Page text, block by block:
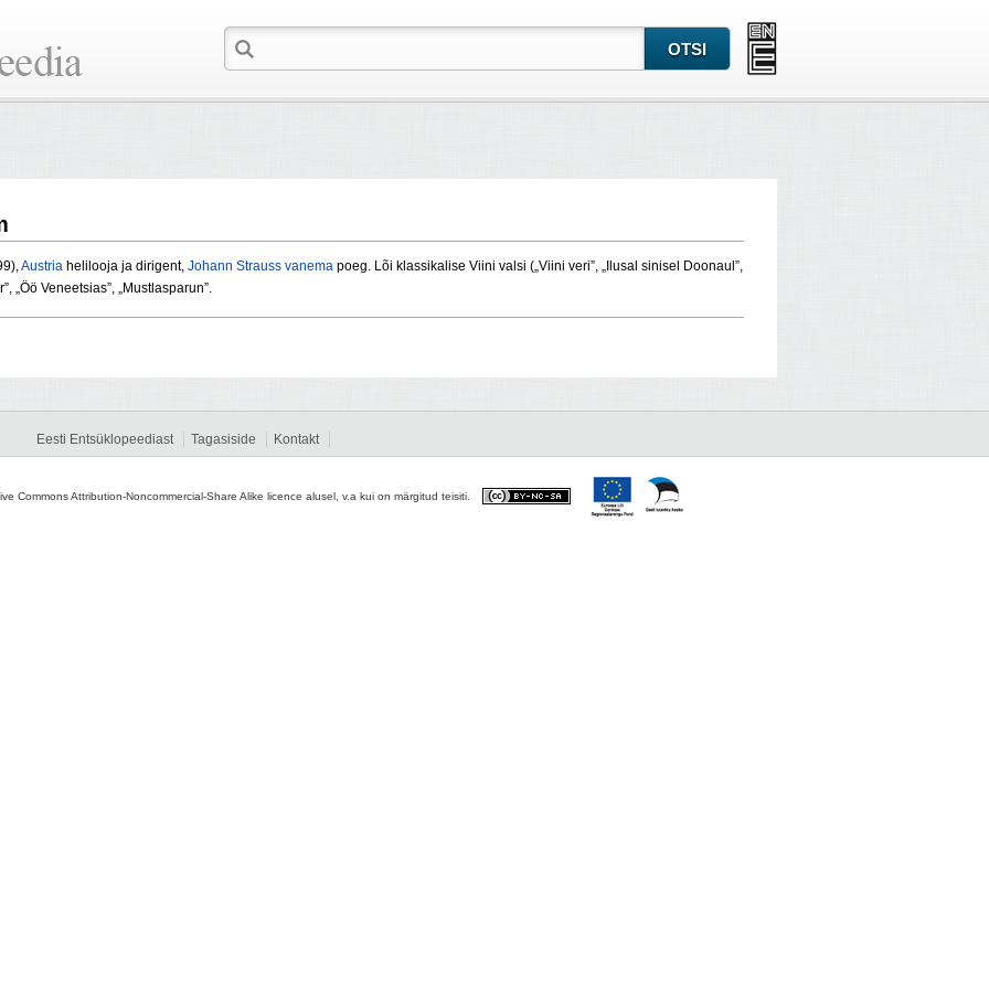
Austria helilooja ja dirigent, Johann Strauss vanema poeg. Lõi klassikalise Viini valsi („Viini veri”, „Ilusal sinisel Doonaul”,
„Öö Veneetsias”, „Mustlasparun”.
Eesti Entsüklopeediast Tagasiside Kontakt
Commons Attribution-Noncommercial-Share Alike licence alusel, v.a kui on märgitud teisiti.